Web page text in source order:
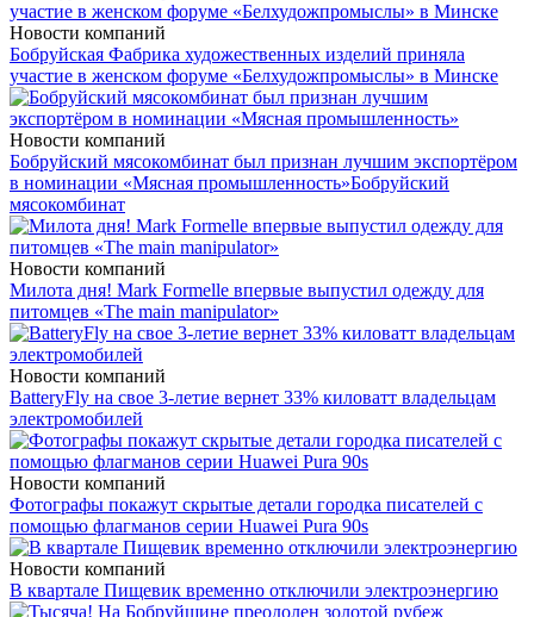
Новости компаний
Бобруйская Фабрика художественных изделий приняла
участие в женском форуме «Белхудожпромыслы» в Минске
Новости компаний
Бобруйский мясокомбинат был признан лучшим экспортёром
в номинации «Мясная промышленность»Бобруйский
мясокомбинат
Новости компаний
Милота дня! Mark Formelle впервые выпустил одежду для
питомцев «The main manipulator»
Новости компаний
BatteryFly на свое 3-летие вернет 33% киловатт владельцам
электромобилей
Новости компаний
Фотографы покажут скрытые детали городка писателей с
помощью флагманов серии Huawei Pura 90s
Новости компаний
В квартале Пищевик временно отключили электроэнергию